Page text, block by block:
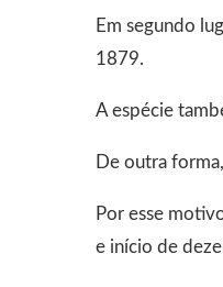
Em segundo
1879.
A espécie
De outra
Por esse
e início de